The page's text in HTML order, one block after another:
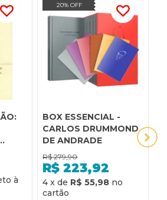
E
20% OFF
BOX ESSENCIAL -
CARLOS DRUMMOND
DE ANDRADE
R$ 279,90
R$ 223,92
4 x de R$ 55,98